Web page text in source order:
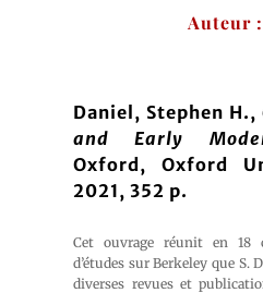
Auteur
Daniel, Stephen H.,
and Early
Oxford, Oxford
2021, 352 p.
Cet ouvrage réunit en 18
d’études sur Berkeley que S.
diverses revues et